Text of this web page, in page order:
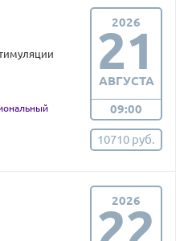
2026
21
АВГУСТА
09:00
10710 руб.
2026
22